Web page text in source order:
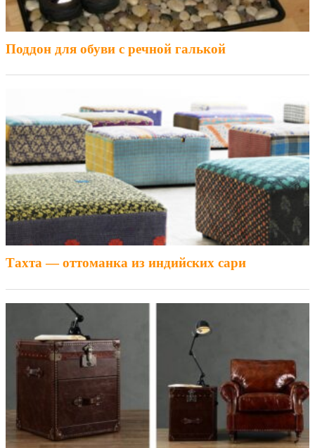
Поддон для обуви с речной галькой
Тахта — оттоманка из индийских сари